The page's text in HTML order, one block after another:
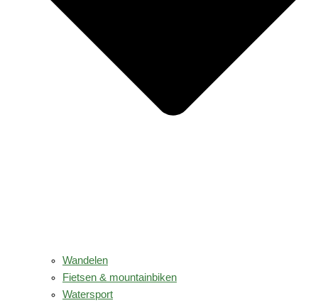
Wandelen
Fietsen & mountainbiken
Watersport